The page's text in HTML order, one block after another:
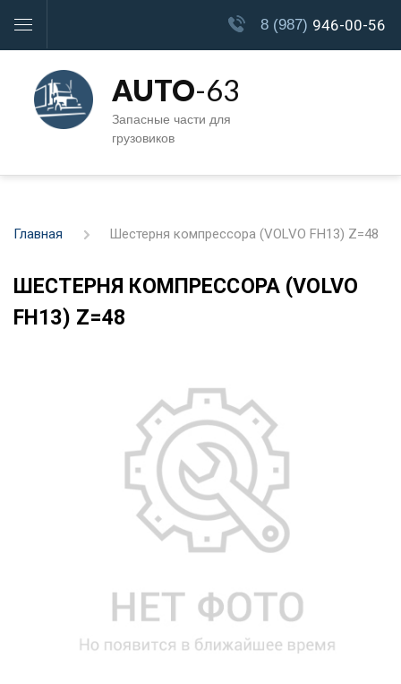
8 (987) 946-00-56
AUTO-63
Запасные части для
грузовиков
Главная Шестерня компрессора (VOLVO FH13) Z=48
ШЕСТЕРНЯ КОМПРЕССОРА (VOLVO
FH13) Z=48